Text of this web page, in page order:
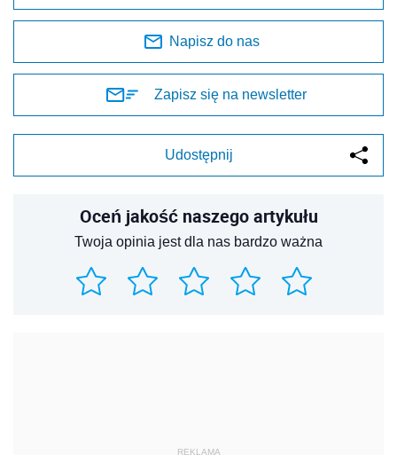
Napisz do nas
Zapisz się na newsletter
Udostępnij
Oceń jakość naszego artykułu
Twoja opinia jest dla nas bardzo ważna
REKLAMA